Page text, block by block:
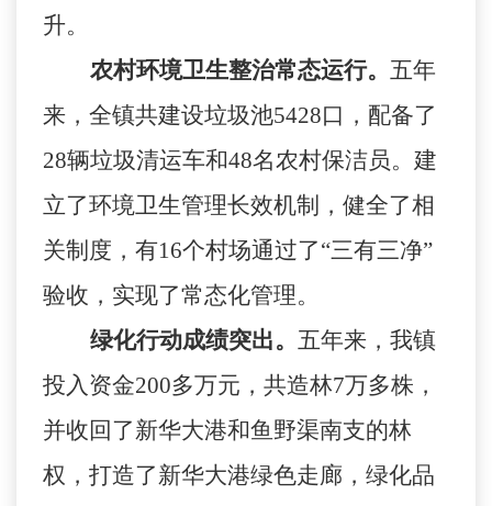
升。
农村环境卫生整治常态运行。 五年
来，全镇共建设垃圾池5428口，配备了
28辆垃圾清运车和48名农村保洁员。建
立了环境卫生管理长效机制，健全了相
关制度，有16个村场通过了“三有三净”
验收，实现了常态化管理。
绿化行动成绩突出。 五年来，我镇
投入资金200多万元，共造林7万多株，
并收回了新华大港和鱼野渠南支的林
权，打造了新华大港绿色走廊，绿化品